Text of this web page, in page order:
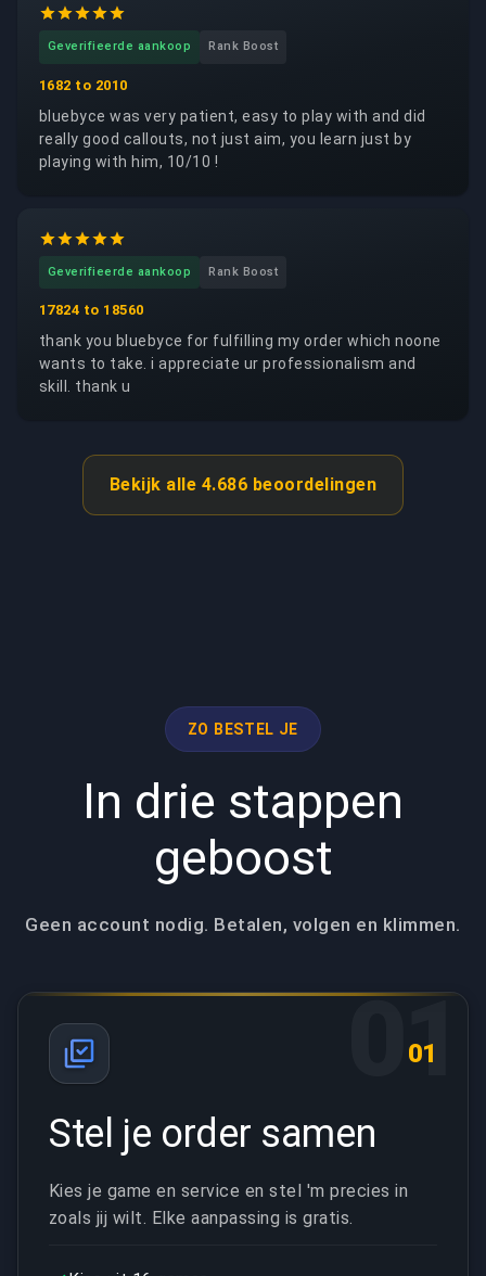
Geverifieerde aankoop Rank Boost
1682 to 2010
bluebyce was very patient, easy to play with and did
really good callouts, not just aim, you learn just by
playing with him, 10/10 !
Geverifieerde aankoop Rank Boost
17824 to 18560
thank you bluebyce for fulfilling my order which noone
wants to take. i appreciate ur professionalism and
skill. thank u
Bekijk alle 4.686 beoordelingen
ZO BESTEL JE
In drie stappen
geboost
Geen account nodig. Betalen, volgen en klimmen.
01
01
Stel je order samen
Kies je game en service en stel 'm precies in
zoals jij wilt. Elke aanpassing is gratis.